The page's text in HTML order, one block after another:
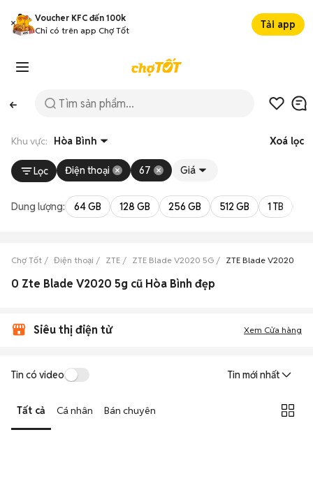
Voucher KFC đến 100k
Chỉ có trên app Chợ Tốt
Tải app
Khu vực: Hòa Bình Xoá lọc
Lọc Điện thoại 67 Giá
Dung lượng: 64 GB 128 GB 256 GB 512 GB 1 TB
Chợ Tốt Điện thoại ZTE ZTE Blade V2020 5G ZTE Blade V2020 5G
0 Zte Blade V2020 5g cũ Hòa Bình đẹp
Siêu thị điện tử Xem Cửa hàng
Tin có video Tin mới nhất
Tất cả Cá nhân Bán chuyên